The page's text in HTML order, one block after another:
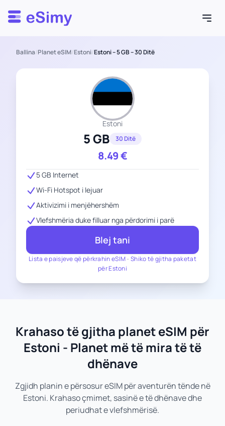
Esimy
Ballina/Planet eSIM/Estoni/Estoni – 5 GB – 30 Ditë
Estoni
5 GB 30 Ditë
8.49€
Lista e paisjeve që përkrahin eSIM-Shiko të gjitha paketat
për Estoni
5 GB Internet
Wi-Fi Hotspot i lejuar
Aktivizimi i menjëhershëm
Vlefshmëria duke filluar nga përdorimi i parë
Blej tani
Krahaso të gjitha planet eSIM për
Estoni - Planet më të mira të të
dhënave
Zgjidh planin e përsosur eSIM për aventurën tënde në
Estoni. Krahaso çmimet, sasinë e të dhënave dhe
periudhat e vlefshmërisë.